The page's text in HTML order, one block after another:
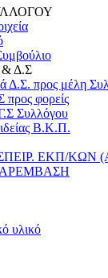
Δ.Σ
Δ.Σ. προς μέλη
φορείς
Συλλόγου
Β.Κ.Π.
ΕΚΠ/ΚΩΝ
υλικό